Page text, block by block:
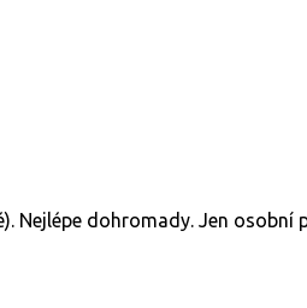
Nejlépe dohromady. Jen osobní